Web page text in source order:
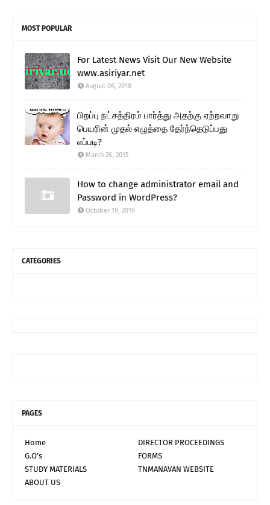
MOST POPULAR
For Latest News Visit Our New Website
www.asiriyar.net
August 06, 2018
பிறப்பு நட்சத்திரம் பார்த்து அதற்கு ஏற்றவாறு
பெயரின் முதல் எழுத்தை தேர்ந்தெடுப்பது
எப்படி?
March 26, 2015
How to change administrator email and
Password in WordPress?
October 19, 2019
CATEGORIES
PAGES
Home
DIRECTOR PROCEEDINGS
G.O's
FORMS
STUDY MATERIALS
TNMANAVAN WEBSITE
ABOUT US